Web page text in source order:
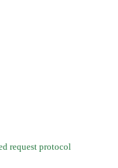
request protocol